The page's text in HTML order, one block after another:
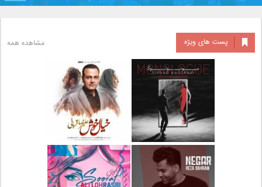
پست های ویژه مشاهده همه
دانلود آلبوم جدید سیروان
خسروی بنام مونولوگ
دانلود آهنگ جدید علیرضا
قربانی بنام خیال خوش